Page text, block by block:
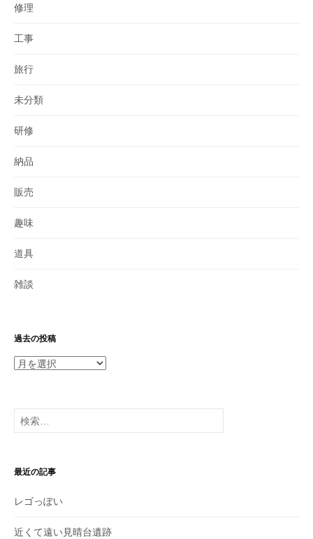
修理
工事
旅行
未分類
研修
納品
販売
趣味
道具
雑談
過去の投稿
過
投
稿
検
索:
最近の記事
レゴっぽい
近くて遠い見晴台遺跡